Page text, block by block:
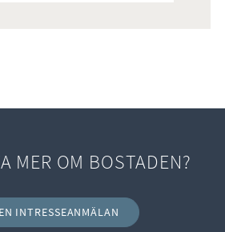
MER OM BOSTADEN?
INTRESSEANMÄLAN